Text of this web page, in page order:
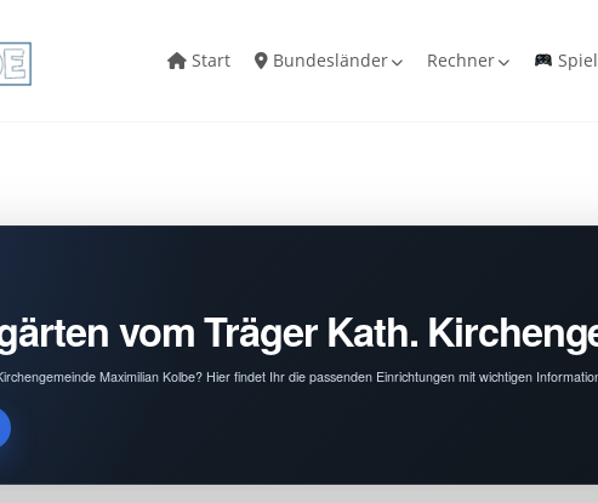
Start Bundesländer Rechner
vom Träger Kath.
Maximilian Kolbe? Hier findet Ihr die passenden Einrichtungen mit wichtigen